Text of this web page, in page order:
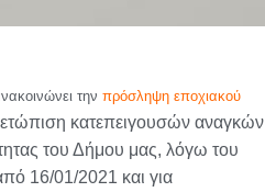
την πρόσληψη εποχιακού
κατεπειγουσών αναγκών
του Δήμου μας, λόγω του
16/01/2021 και για